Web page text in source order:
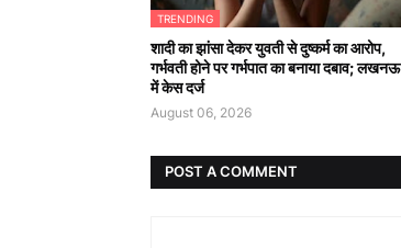
TRENDING
शादी का झांसा देकर युवती से दुष्कर्म का आरोप,
गर्भवती होने पर गर्भपात का बनाया दबाव; लखनऊ
में केस दर्ज
August 06, 2026
POST A COMMENT